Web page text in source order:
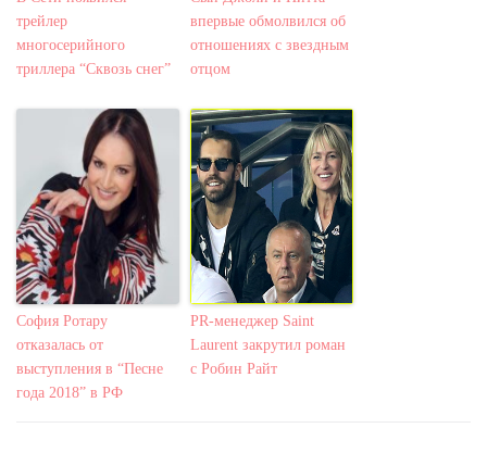
трейлер
многосерийного
триллера “Сквозь снег”
впервые обмолвился об
отношениях с звездным
отцом
София Ротару
отказалась от
выступления в “Песне
года 2018” в РФ
PR-менеджер Saint
Laurent закрутил роман
с Робин Райт